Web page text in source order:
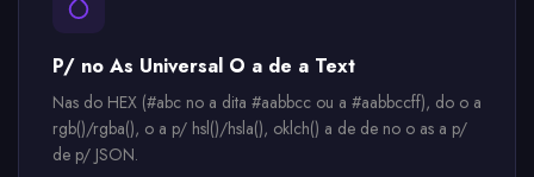
P/ no As Universal O a de a Text
Nas do HEX (#abc no a dita #aabbcc ou a #aabbccff), do o a
rgb()/rgba(), o a p/ hsl()/hsla(), oklch() a de de no o as a p/
de p/ JSON.